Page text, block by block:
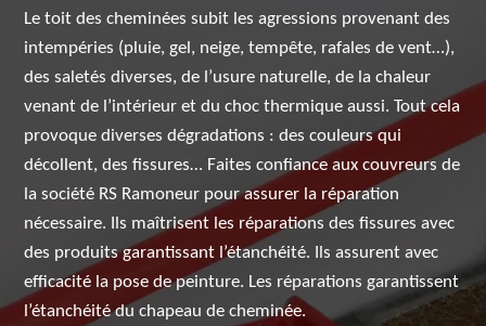
Le toit des cheminées subit les agressions provenant des
intempéries (pluie, gel, neige, tempête, rafales de vent…),
des saletés diverses, de l’usure naturelle, de la chaleur
venant de l’intérieur et du choc thermique aussi. Tout cela
provoque diverses dégradations : des couleurs qui
décollent, des fissures… Faites confiance aux couvreurs de
la société RS Ramoneur pour assurer la réparation
nécessaire. Ils maîtrisent les réparations des fissures avec
des produits garantissant l’étanchéité. Ils assurent avec
efficacité la pose de peinture. Les réparations garantissent
l’étanchéité du chapeau de cheminée.